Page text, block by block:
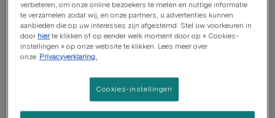
Wat veroorzaakt allergische reacties bij katten?
verbeteren, om onze online bezoekers te meten en nuttige informatie
te verzamelen zodat wij, en onze partners, u advertenties kunnen
aanbieden die op uw interesses zijn afgestemd. Stel uw voorkeuren in
door hierte klikken of op eender welk moment door op « Cookies-
instellingen » op onze website te klikken. Lees meer over
onze Privacyverklaring.
Cookies-instellingen